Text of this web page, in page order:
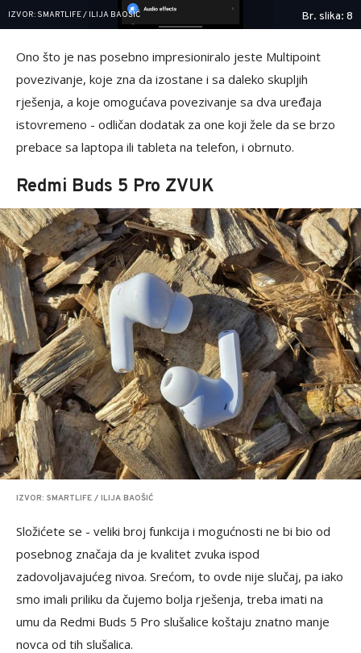
IZVOR: SMARTLIFE / ILIJA BAOŠIĆ Br. slika: 8
Ono što je nas posebno impresioniralo jeste Multipoint
povezivanje, koje zna da izostane i sa daleko skupljih
rješenja, a koje omogućava povezivanje sa dva uređaja
istovremeno - odličan dodatak za one koji žele da se brzo
prebace sa laptopa ili tableta na telefon, i obrnuto.
Redmi Buds 5 Pro ZVUK
IZVOR: SMARTLIFE / ILIJA BAOŠIĆ
Složićete se - veliki broj funkcija i mogućnosti ne bi bio od
posebnog značaja da je kvalitet zvuka ispod
zadovoljavajućeg nivoa. Srećom, to ovde nije slučaj, pa iako
smo imali priliku da čujemo bolja rješenja, treba imati na
umu da Redmi Buds 5 Pro slušalice koštaju znatno manje
novca od tih slušalica.